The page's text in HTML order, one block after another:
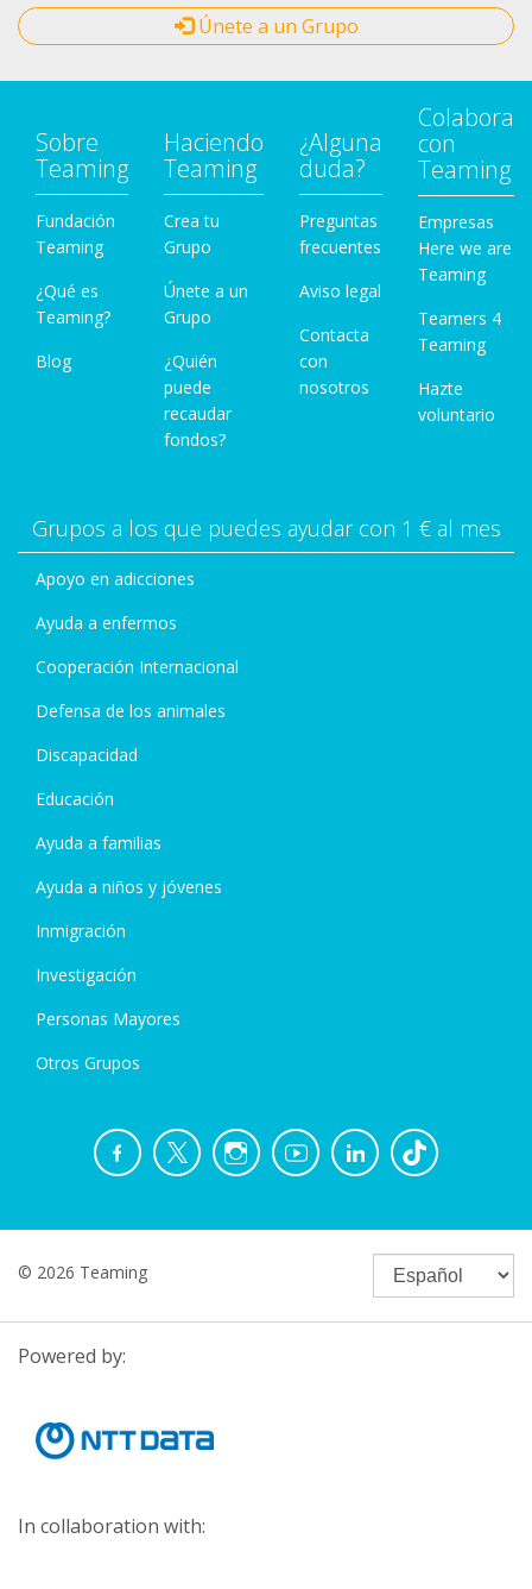
Únete a un Grupo
Sobre
Teaming
Fundación
Teaming
¿Qué es
Teaming?
Blog
Haciendo
Teaming
Crea tu
Grupo
Únete a un
Grupo
¿Quién
puede
recaudar
fondos?
¿Alguna
duda?
Preguntas
frecuentes
Aviso legal
Contacta
con
nosotros
Colabora
con
Teaming
Empresas
Here we are
Teaming
Teamers 4
Teaming
Hazte
voluntario
Grupos a los que puedes ayudar con 1 € al mes
Apoyo en adicciones
Ayuda a enfermos
Cooperación Internacional
Defensa de los animales
Discapacidad
Educación
Ayuda a familias
Ayuda a niños y jóvenes
Inmigración
Investigación
Personas Mayores
Otros Grupos
© 2026 Teaming
Powered by:
In collaboration with: